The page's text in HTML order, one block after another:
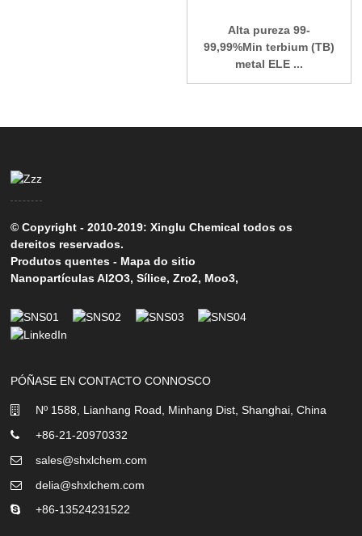
Alta pureza 99-
99,99%Min terbium (TB)
metal ELE ...
© Copyright - 2010-2019: Xinglu Chemical todos os
dereitos reservados.
Produtos quentes - Mapa do sitio
Nanopartículas Al2O3,Sílice,Zro2, Moo3,
PÓÑASE EN CONTACTO CONNOSCO
Nº 1588, Lianhang Road, Minhang Dist, Shanghai, China
+86-21-20970332
sales@shxlchem.com
delia@shxlchem.com
+86-13524231522